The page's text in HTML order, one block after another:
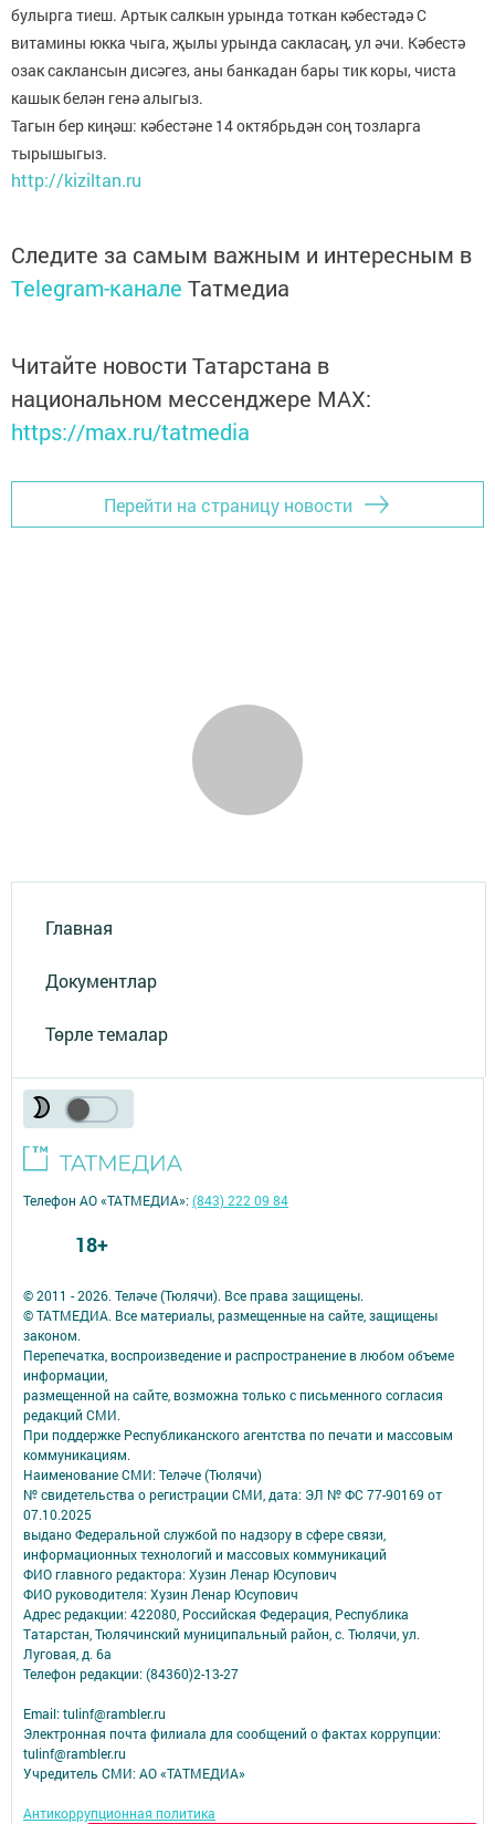
булырга тиеш. Артык салкын урында тоткан кәбестәдә С
витамины юкка чыга, җылы урында сакласаң, ул әчи. Кәбестә
озак саклансын дисәгез, аны банкадан бары тик коры, чиста
кашык белән генә алыгыз.
Тагын бер киңәш: кәбестәне 14 октябрьдән соң тозларга
тырышыгыз.
http://kiziltan.ru
Следите за самым важным и интересным в
Telegram-канале Татмедиа
Читайте новости Татарстана в
национальном мессенджере MАХ:
https://max.ru/tatmedia
Перейти на страницу новости
Главная
Документлар
Төрле темалар
© 2011 - 2026. Теләче (Тюлячи). Все права защищены.
© ТАТМЕДИА. Все материалы, размещенные на сайте, защищены
законом.
Перепечатка, воспроизведение и распространение в любом объеме
информации,
размещенной на сайте, возможна только с письменного согласия
редакций СМИ.
При поддержке Республиканского агентства по печати и массовым
коммуникациям.
Наименование СМИ: Теләче (Тюлячи)
№ свидетельства о регистрации СМИ, дата: ЭЛ № ФС 77-90169 от
07.10.2025
выдано Федеральной службой по надзору в сфере связи,
информационных технологий и массовых коммуникаций
ФИО главного редактора: Хузин Ленар Юсупович
ФИО руководителя: Хузин Ленар Юсупович
Адрес редакции: 422080, Российская Федерация, Республика
Татарстан, Тюлячинский муниципальный район, с. Тюлячи, ул.
Луговая, д. 6а
Телефон редакции: (84360)2-⁠13-⁠27
Email: tulinf@rambler.ru
Электронная почта филиала для сообщений о фактах коррупции:
tulinf@rambler.ru
Учредитель СМИ: АО «ТАТМЕДИА»
Антикоррупционная политика
Телефон АО «ТАТМЕДИА»:(843) 222 09 84
18+